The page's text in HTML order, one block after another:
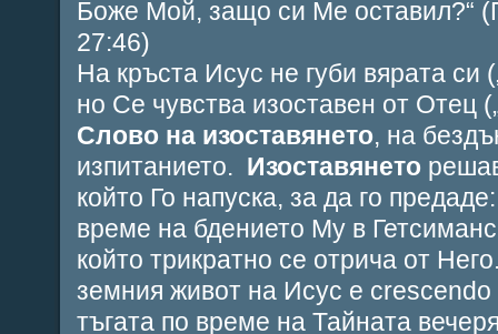
Боже Мой, защо си Ме оставил?“
27:46)
На кръста Исус не губи вярата си
но Се чувства изоставен от Отец
Слово на изоставянето, на
изпитанието. Изоставянето
който Го напуска, за да го
време на бдението Му в
който трикратно се отрича от
земния живот на Исус е crescendo
тъгата по време на Тайната